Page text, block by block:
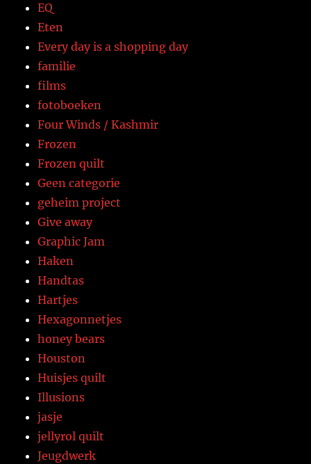
EQ
Eten
Every day is a shopping day
familie
films
fotoboeken
Four Winds / Kashmir
Frozen
Frozen quilt
Geen categorie
geheim project
Give away
Graphic Jam
Haken
Handtas
Hartjes
Hexagonnetjes
honey bears
Houston
Huisjes quilt
Illusions
jasje
jellyrol quilt
Jeugdwerk